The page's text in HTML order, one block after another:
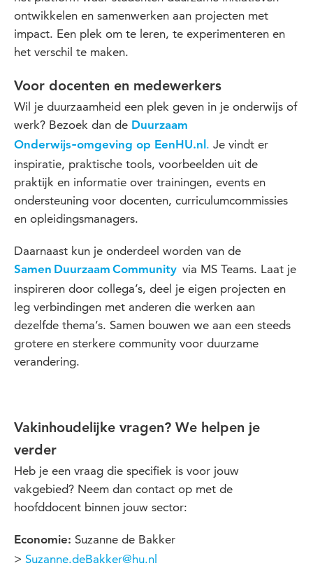
ontwikkelen en samenwerken aan projecten met
impact. Een plek om te leren, te experimenteren en
het verschil te maken.
Voor docenten en medewerkers
Wil je duurzaamheid een plek geven in je onderwijs of
werk? Bezoek dan de Duurzaam
Onderwijs‑omgeving op EenHU.nl . Je vindt er
inspiratie, praktische tools, voorbeelden uit de
praktijk en informatie over trainingen, events en
ondersteuning voor docenten, curriculumcommissies
en opleidingsmanagers.
Daarnaast kun je onderdeel worden van de
Samen Duurzaam Community via MS Teams. Laat je
inspireren door collega’s, deel je eigen projecten en
leg verbindingen met anderen die werken aan
dezelfde thema’s. Samen bouwen we aan een steeds
grotere en sterkere community voor duurzame
verandering.
Vakinhoudelijke vragen? We helpen je
verder
Heb je een vraag die specifiek is voor jouw
vakgebied? Neem dan contact op met de
hoofddocent binnen jouw sector:
Economie: Suzanne de Bakker
> Suzanne.deBakker@hu.nl